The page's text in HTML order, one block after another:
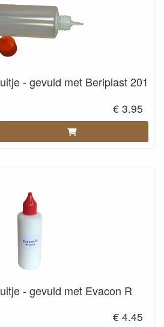
- gevuld met Beriplast 201
€ 3.95
- gevuld met Evacon R
€ 4.45